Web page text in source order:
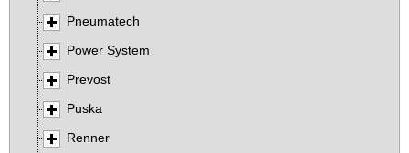
Pneumatech
Power System
Prevost
Puska
Renner